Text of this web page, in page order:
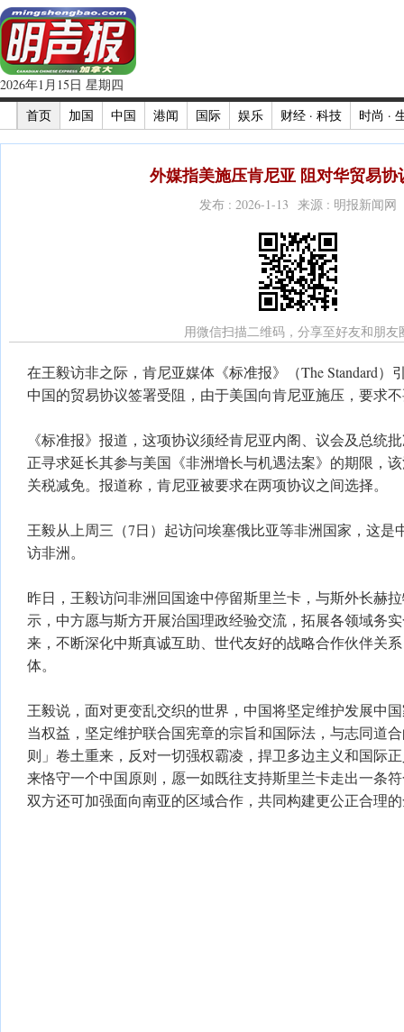
2026年1月15日 星期四
首页
加国 中国 港闻 国际 娱乐 财经 · 科技 时尚 ·
外媒指美施压肯尼亚 阻对华贸易协
发布 : 2026-1-13 来源 : 明报新闻网
用微信扫描二维码，分享至好友和朋友
在王毅访非之际，肯尼亚媒体《标准报》（The Standard）
中国的贸易协议签署受阻，由于美国向肯尼亚施压，要求
《标准报》报道，这项协议须经肯尼亚内阁、议会及总统
正寻求延长其参与美国《非洲增长与机遇法案》的期限，
关税减免。报道称，肯尼亚被要求在两项协议之间选择。
王毅从上周三（7日）起访问埃塞俄比亚等非洲国家，这是
访非洲。
昨日，王毅访问非洲回国途中停留斯里兰卡，与斯外长赫
示，中方愿与斯方开展治国理政经验交流，拓展各领域务
来，不断深化中斯真诚互助、世代友好的战略合作伙伴关
体。
王毅说，面对更变乱交织的世界，中国将坚定维护发展中
当权益，坚定维护联合国宪章的宗旨和国际法，与志同道
则」卷土重来，反对一切强权霸凌，捍卫多边主义和国际
来恪守一个中国原则，愿一如既往支持斯里兰卡走出一条
双方还可加强面向南亚的区域合作，共同构建更公正合理